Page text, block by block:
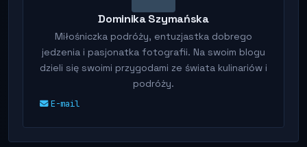
Dominika Szymańska
Miłośniczka podróży, entuzjastka dobrego
jedzenia i pasjonatka fotografii. Na swoim blogu
dzieli się swoimi przygodami ze świata kulinariów i
podróży.
E-mail